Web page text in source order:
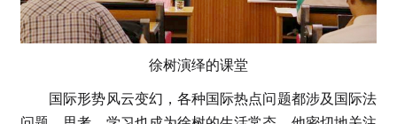
徐树演绎的课堂
国际形势风云变幻，各种国际热点问题都涉及国际法